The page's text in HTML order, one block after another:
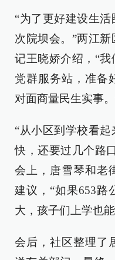
“为了更好建设生
次院坝会。”两江
记王晓娇介绍，“
党群服务站，准备
对面商量民生实事
“从小区到学校看
快，还要过几个路
会上，唐雪琴和老
建议，“如果653路
大，孩子们上学也
会后，社区整理了